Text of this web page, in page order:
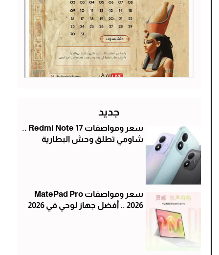
جديد
سعر ومواصفات Redmi Note 17 ..
شاومي تطلق وحش البطارية
سعر ومواصفات MatePad Pro
2026 .. أفضل جهاز لوحي في 2026